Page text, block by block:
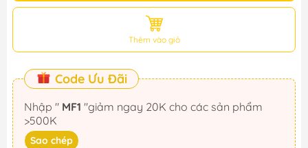
Thêm vào giỏ
Code Ưu Đãi
Nhập " MF1
>500K
Sao chép